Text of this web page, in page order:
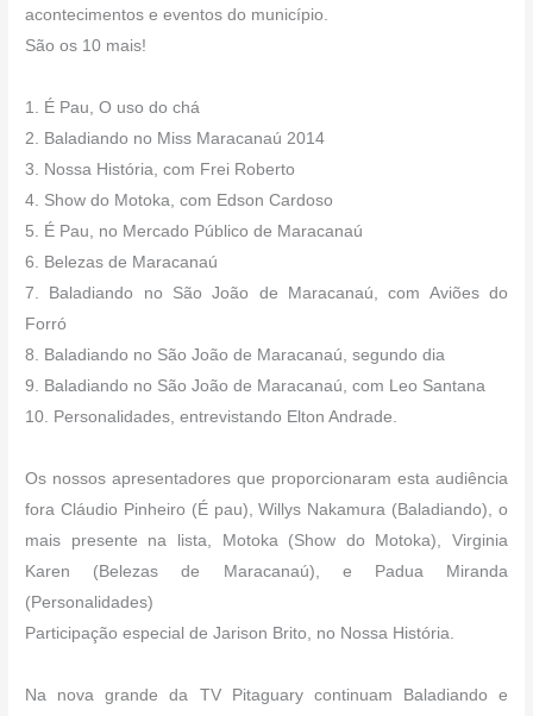
acontecimentos e eventos do município.
São os 10 mais!
1. É Pau, O uso do chá
2. Baladiando no Miss Maracanaú 2014
3. Nossa História, com Frei Roberto
4. Show do Motoka, com Edson Cardoso
5. É Pau, no Mercado Público de Maracanaú
6. Belezas de Maracanaú
7. Baladiando no São João de Maracanaú, com Aviões do
Forró
8. Baladiando no São João de Maracanaú, segundo dia
9. Baladiando no São João de Maracanaú, com Leo Santana
10. Personalidades, entrevistando Elton Andrade.
Os nossos apresentadores que proporcionaram esta audiência
fora Cláudio Pinheiro (É pau), Willys Nakamura (Baladiando), o
mais presente na lista, Motoka (Show do Motoka), Virginia
Karen (Belezas de Maracanaú), e Padua Miranda
(Personalidades)
Participação especial de Jarison Brito, no Nossa História.
Na nova grande da TV Pitaguary continuam Baladiando e